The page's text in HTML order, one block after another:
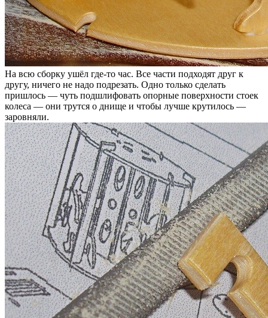
На всю сборку ушёл где-то час. Все части подходят друг к
другу, ничего не надо подрезать. Одно только сделать
пришлось — чуть подшлифовать опорные поверхности стоек
колеса — они трутся о днище и чтобы лучше крутилось —
заровняли.